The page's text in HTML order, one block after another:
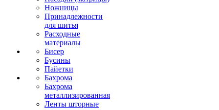
Ножницы
Принадлежности
для шитья
Расходные
материалы
Бисер
Бусины
Пайетки
Бахрома
Бахрома
металлизированная
Ленты шторные